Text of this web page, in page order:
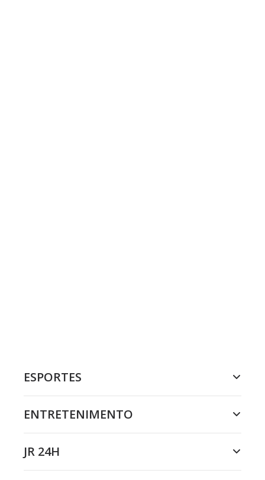
ESPORTES
ENTRETENIMENTO
JR 24H